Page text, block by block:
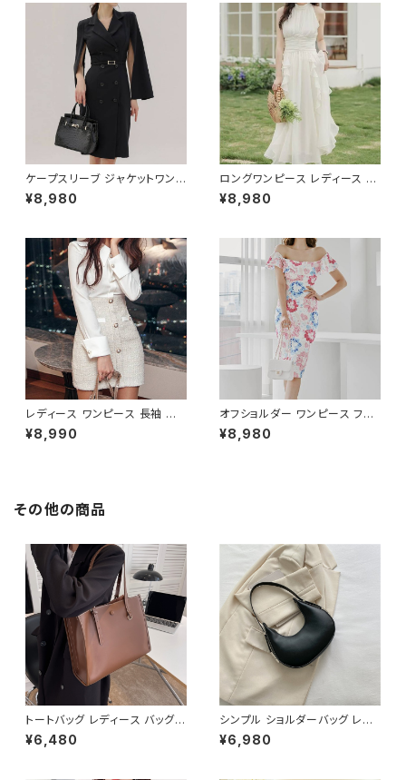
ビジネススーツ ロング パンツス
ーツ ロングパンツ ペプラム ノー
カラースーツ ペプラムジャケット
レディーススーツ 大きいサイズ
オフィス OL オフィスカジュアル
ビジネス 結婚式 パーティー お
呼ばれ ブラック ネイビー グレ
ー S M L XL 2XL 3XL 4XL 5
XL 10代 20代 30代 40代 C-
WAW1079
ワンピドレス OL エレガント フ
ォーマル ブラック ボルドー ホワ
イト 大きいサイズ きれいめ ドレ
スワンピース お呼ばれ 韓国 フ
ァッション オフィスカジュアル 韓
国風 キャバドレス ナイトドレス
ナイトワンピ カジュアル 10代 2
0代 30代 40代 C-OSS0127
ケープスリーブ ジャケットワンピ
ース ベルト付き ワンピース レデ
ィース 長袖 襟付き タイト スー
ート 二次会 結婚式 春 夏 秋 冬
お呼ばれ ブラック ベージュ お
しゃれ 高見え 20代 30代 40代
フォーマル 体型カバー 人気 トレ
ンド C-OSS0136
¥8,980
ロングワンピース レディース シ
フォン フリル ハイネック ノース
リーブ フレア Aライン エレガン
秋 冬 お呼ばれ デート 食事会
フォーマル リゾート パーティー
人気 大人可愛い ホワイト C-O
¥8,980
レディース ワンピース 長袖 シャ
ツワンピース ツイード切替 ミニ
ワンピース 上品 フォーマル ホ
冬 着痩せ効果 きちんと見え カ
¥8,990
オフショルダー ワンピース フラ
ワー柄 タイトワンピース ドレス
花柄ワンピ 春夏 エレガント 大
¥8,980
その他の商品
トートバッグ レディース バッグ
春夏 秋冬 春 夏 秋 冬 黒 白 バ
ッグ ハンドバッグ 肩掛け かばん
¥6,480
シンプル ショルダーバッグ レデ
ィースバッグ ワンショルダー 肩
掛け カジュアル PUレザー 高見
¥6,980